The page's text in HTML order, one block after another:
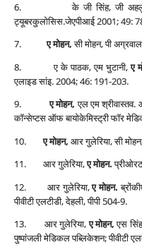
6. के ‍जी सिंह, जी
ट्यूबरकुलोसिस.जेएपीआई 2001; 49:
7.ए मोहन,सी मोहन, पी
8. ए के पाठक, एम भुटानी,ए
एलाइड सांइ. 2004; 46: 191-203.
9.ए मोहन,एल एम
कॉन्‍सेप्‍टस ऑफ बायोकेमिस्‍ट्री फॉर
10.ए मोहन, आर गुलेरिया, सी
11. आर गुलेरिया,ए मोहन.
12. आर गुलेरिया,ए मोहन.
पीवीटी एलटीडी, देहली, पीपी 504-9.
13. आर गुलेरिया,ए मोहन,एस
पुष्‍पांजली मेडिकल पब्लिकेशन; पीवीटी